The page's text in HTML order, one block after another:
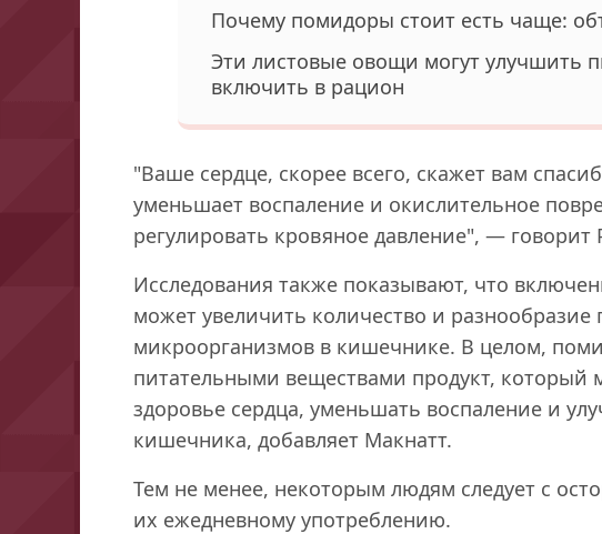
Почему помидоры стоит есть чаще:
Эти листовые овощи могут улучшить
включить в рацион
"Ваше сердце, скорее всего, скажет вам
уменьшает воспаление и окислительное
регулировать кровяное давление", — говорит
Исследования также показывают, что
может увеличить количество и разнообразие
микроорганизмов в кишечнике. В целом,
питательными веществами продукт, который
здоровье сердца, уменьшать воспаление и
кишечника, добавляет Макнатт.
Тем не менее, некоторым людям следует с
их ежедневному употреблению.